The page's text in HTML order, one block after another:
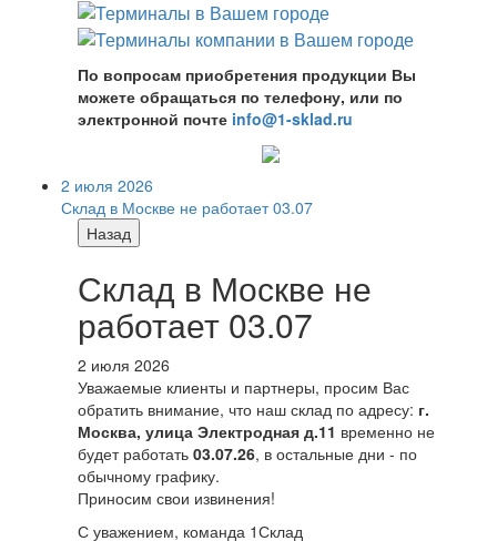
По вопросам приобретения продукции Вы
можете обращаться по телефону, или по
электронной почте info@1-sklad.ru
2 июля 2026
Склад в Москве не работает 03.07
Назад
Склад в Москве не
работает 03.07
2 июля 2026
Уважаемые клиенты и партнеры, просим Вас
обратить внимание, что наш склад по адресу: г.
Москва, улица Электродная д.11 временно не
будет работать 03.07.26, в остальные дни - по
обычному графику.
Приносим свои извинения!
С уважением, команда 1Склад